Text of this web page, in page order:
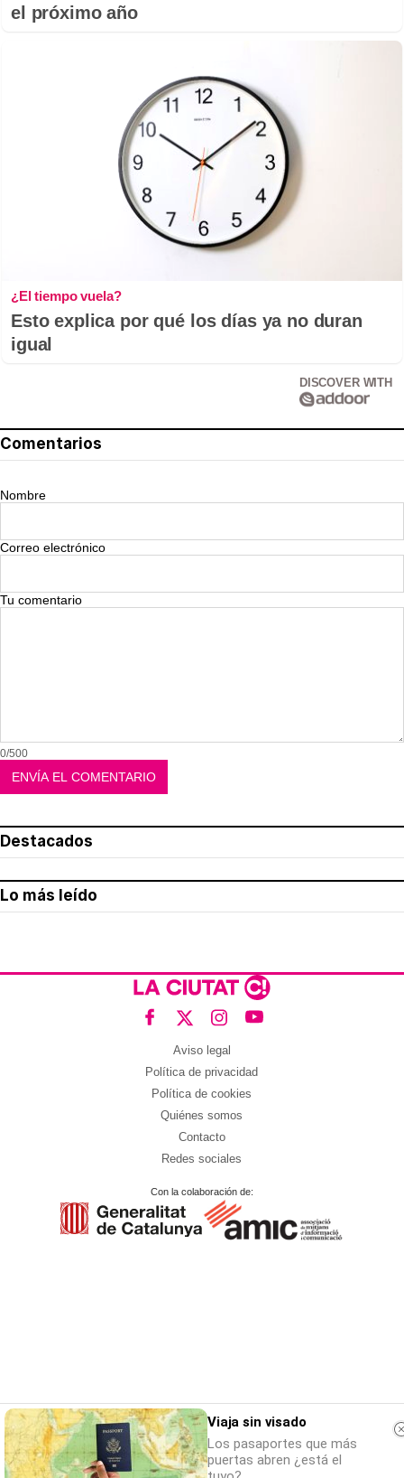
el próximo año
¿El tiempo vuela?
Esto explica por qué los días ya no duran
igual
DISCOVER WITH
Comentarios
Nombre
Correo electrónico
Tu comentario
0/500
Destacados
Lo más leído
Aviso legal
Política de privacidad
Política de cookies
Quiénes somos
Contacto
Redes sociales
Con la colaboración de:
Viaja sin visado
Los pasaportes que más
puertas abren ¿está el